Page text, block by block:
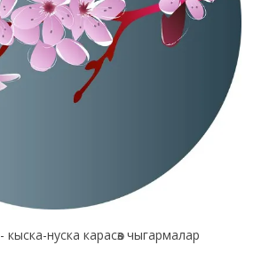
- кыска-нуска карасөз чыгармалар